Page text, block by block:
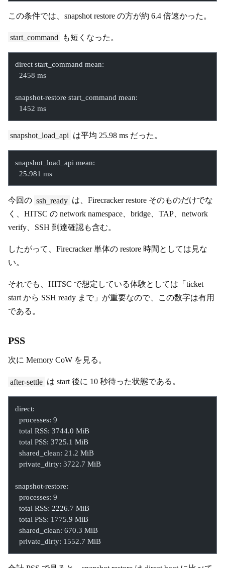
この条件では、snapshot restore の方が約 6.4 倍速かった。
start_command も短くなった。
direct start_command mean:
  2458 ms
snapshot-restore start_command mean:
  1452 ms
snapshot_load_api は平均 25.98 ms だった。
snapshot_load_api mean:
  25.981 ms
今回の ssh_ready は、Firecracker restore そのものだけでな
く、HITSC の network namespace、bridge、TAP、network
verify、SSH 到達確認も含む。
したがって、Firecracker 単体の restore 時間としては見な
い。
それでも、HITSC で想定している体験としては「ticket
start から SSH ready まで」が重要なので、この数字は有用
である。
PSS
次に Memory CoW を見る。
after-settle は start 後に 10 秒待った状態である。
direct:
  processes: 9
  total RSS: 3744.0 MiB
  total PSS: 3725.1 MiB
  shared_clean: 21.2 MiB
  private_dirty: 3722.7 MiB
snapshot-restore:
  processes: 9
  total RSS: 2226.7 MiB
  total PSS: 1775.9 MiB
  shared_clean: 670.3 MiB
  private_dirty: 1552.7 MiB